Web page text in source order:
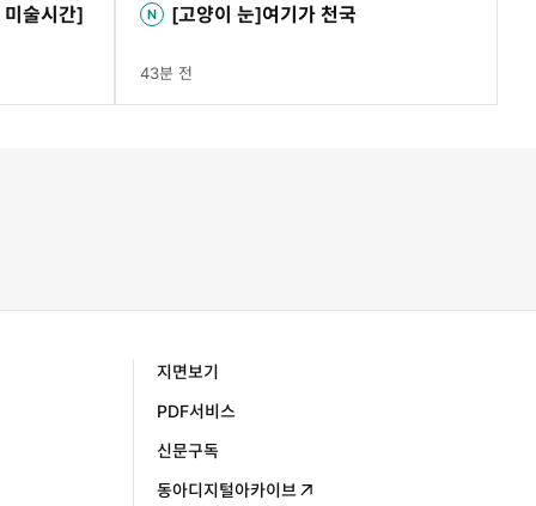
술시간]
[고양이 눈]여기가 천국
43분 전
지면보기
PDF서비스
신문구독
동아디지털아카이브